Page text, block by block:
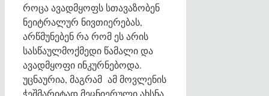
როცა ავადმყოფს სთავაზობენ
ნეიტრალურ ნივთიერებას,
არწმუნებენ რა რომ ეს არის
სასწაულმოქმედი წამალი და
ავადმყოფი ინკურნებოდა.
უცნაურია, მაგრამ ამ მოვლენის
ჭეშმარიტად მეცნიერული ახსნა